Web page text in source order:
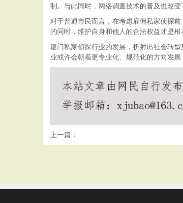
制。与此同时，网络调查技术的普及也改
对于普通市民而言，在考虑雇佣私家侦探
的同时，维护自身和他人的合法权益才是根
厦门私家侦探行业的发展，折射出社会转
业或许会朝着更专业化、规范化的方向发
上一篇：